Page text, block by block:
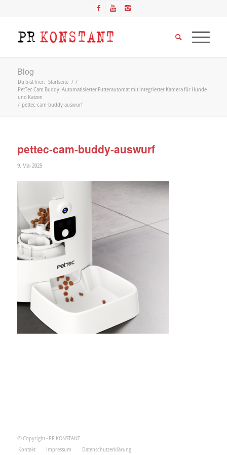
Blog
Du bist hier: Startseite / /
PetTec Cam Buddy: Automatisierter Futterautomat mit integrierter Kamera für Hunde
und Katzen
/ pettec-cam-buddy-auswurf
pettec-cam-buddy-auswurf
9. Mai 2025
© Copyright - PR KONSTANT
Kontakt
Impressum Datenschutzerklärung